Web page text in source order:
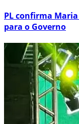
PL confirma
para o Governo